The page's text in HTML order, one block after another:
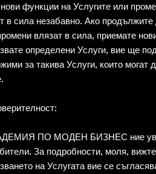
функции на Услугите или
в сила незабавно. Ако
влязат в сила, приемате
определени Услуги, вие ще
за такива Услуги, които могат
ПО МОДЕН БИЗНЕС ние
За подробности, моля,
на Услугата вие се